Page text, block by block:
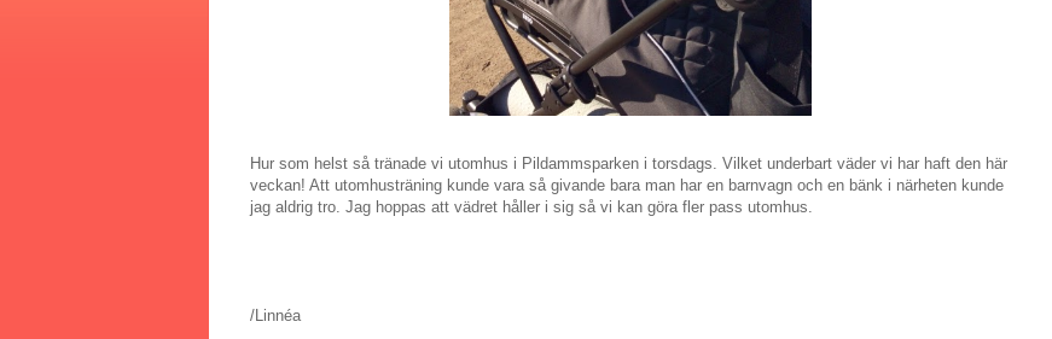
Hur som helst så tränade vi utomhus i Pildammsparken i torsdags. Vilket underbart väder vi har haft den här
veckan! Att utomhusträning kunde vara så givande bara man har en barnvagn och en bänk i närheten kunde
jag aldrig tro. Jag hoppas att vädret håller i sig så vi kan göra fler pass utomhus.
/Linnéa